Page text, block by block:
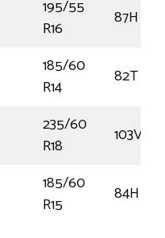
195/55
R16
87H
185/60
R14
82T
235/60
R18
103V
185/60
R15
84H